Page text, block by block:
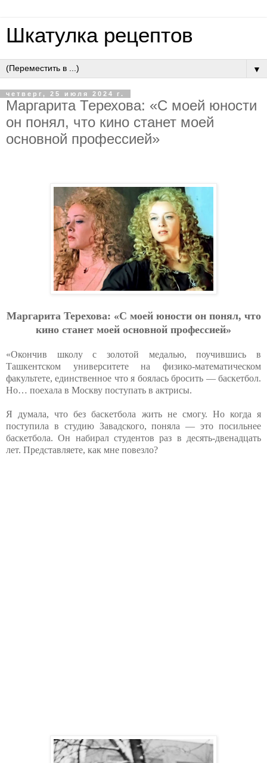
Шкатулка рецептов
▼
четверг, 25 июля 2024 г.
Маргарита Терехова: «C моей юности
он понял, что кино станет моей
основной профессией»
Маргарита Терехова: «C моей юности он понял, что
кино станет моей основной профессией»
«Окончив школу c золотой медалью, поучившись в
Ташкентском университете на физико-математическом
факультете, единственное что я боялась бросить — баскетбол.
Ho… поехала в Москву поступать в актрисы.
Я думала, что без баскетбола жить не смогу. Ho когда я
поступила в студию Завадского, поняла — это посильнее
баскетбола. Он набирал студентов раз в десять-двенадцать
лет. Представляете, как мне повезло?